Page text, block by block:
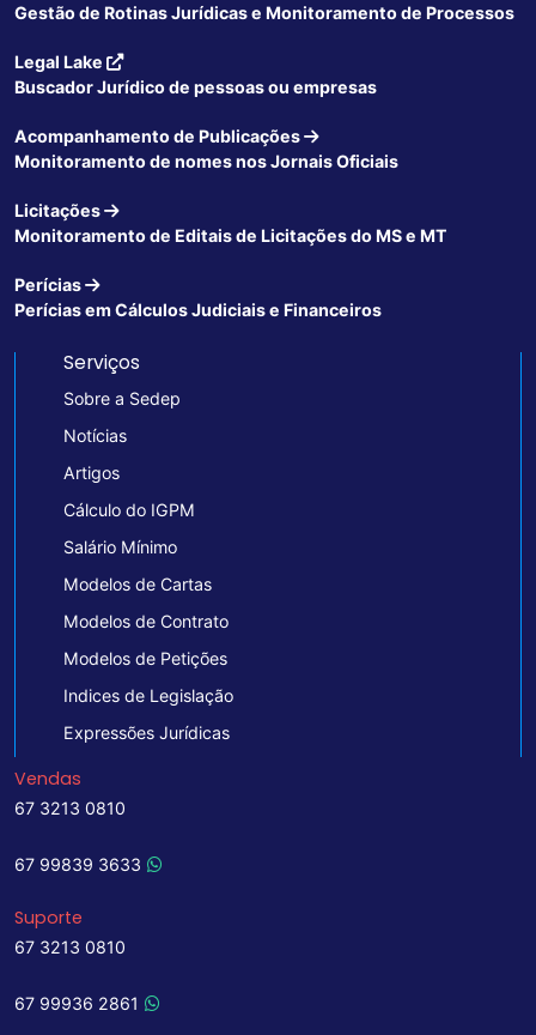
Gestão de Rotinas Jurídicas e Monitoramento de Processos
Legal Lake
Buscador Jurídico de pessoas ou empresas
Acompanhamento de Publicações
Monitoramento de nomes nos Jornais Oficiais
Licitações
Monitoramento de Editais de Licitações do MS e MT
Perícias
Perícias em Cálculos Judiciais e Financeiros
Serviços
Sobre a Sedep
Notícias
Artigos
Cálculo do IGPM
Salário Mínimo
Modelos de Cartas
Modelos de Contrato
Modelos de Petições
Indices de Legislação
Expressões Jurídicas
Vendas
67 3213 0810
67 99839 3633
Suporte
67 3213 0810
67 99936 2861